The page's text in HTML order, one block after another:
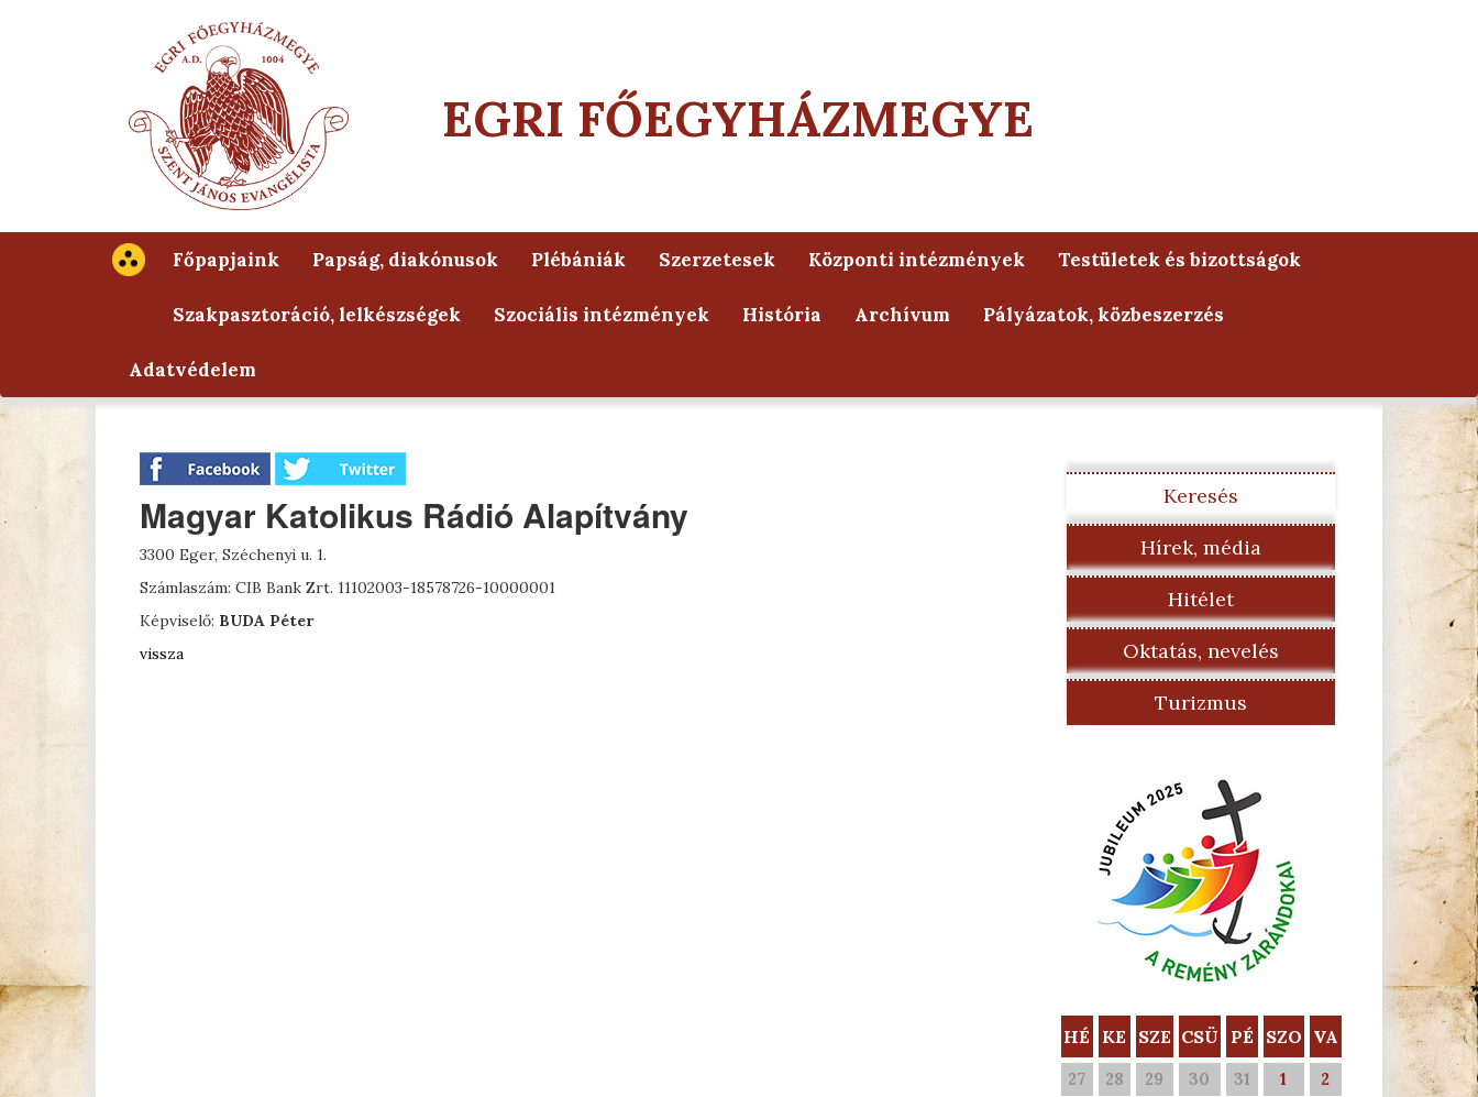
EGRI FŐEGYHÁZMEGYE
Főpapjaink Papság, diakónusok Plébániák Szerzetesek Központi intézmények Testületek és bizottságok
Szakpasztoráció, lelkészségek Szociális intézmények História Archívum Pályázatok, közbeszerzés
Adatvédelem
Magyar Katolikus Rádió Alapítvány
3300 Eger, Széchenyi u. 1.
Számlaszám: CIB Bank Zrt. 11102003-18578726-10000001
Képviselő: BUDA Péter
vissza
Keresés
Hírek, média
Hitélet
Oktatás, nevelés
Turizmus
HÉ KE SZE CSÜ PÉ SZO VA
27 28 29 30 31 1
2